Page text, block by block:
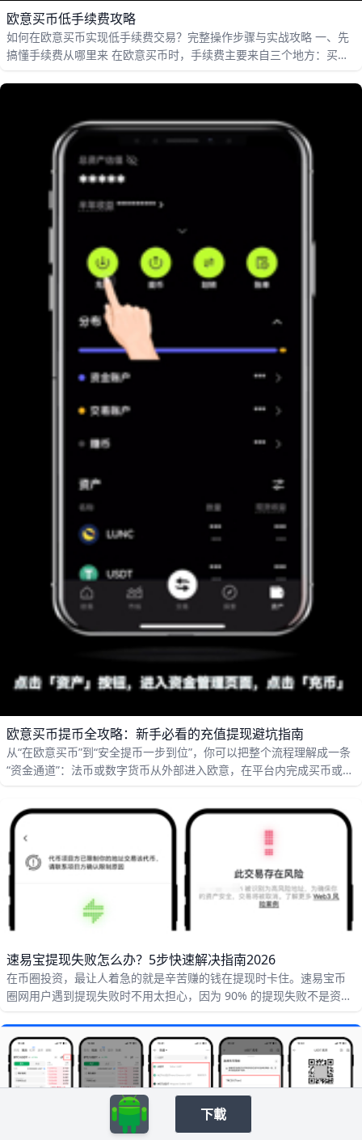
欧意买币低手续费攻略
如何在欧意买币实现低手续费交易？完整操作步骤与实战攻略 一、先
搞懂手续费从哪里来 在欧意买币时，手续费主要来自三个地方：买币
欧意买币提币全攻略：新手必看的充值提现避坑指南
从“在欧意买币”到“安全提币一步到位”，你可以把整个流程理解成一条
“资金通道”：法币或数字货币从外部进入欧意，在平台内完成买币或交
步都稳妥，你需要同时关注三个关键点：账户安全设置是否到位、充
值和提币时网络与地址是否完全对应、以及每次操作前后有没有进行
金额和状态核对。只要把这三点做好，大部分新手常见的“充错链、忘
标签、风控卡住提现”等问题都可以提前避免，而不是事后挽救。
速易宝提现失败怎么办？5步快速解决指南2026
在币圈投资，最让人着急的就是辛苦赚的钱在提现时卡住。速易宝币
圈网用户遇到提现失败时不用太担心，因为 90% 的提现失败不是资产
地址、选错了区块链网络，或者没有完成实名认证，这些情况都会导
致提现失败。根据平台数据，地址错误和网络不匹配是两大最常见原
因，占所有提现失败案例的 65% 以上。
下載